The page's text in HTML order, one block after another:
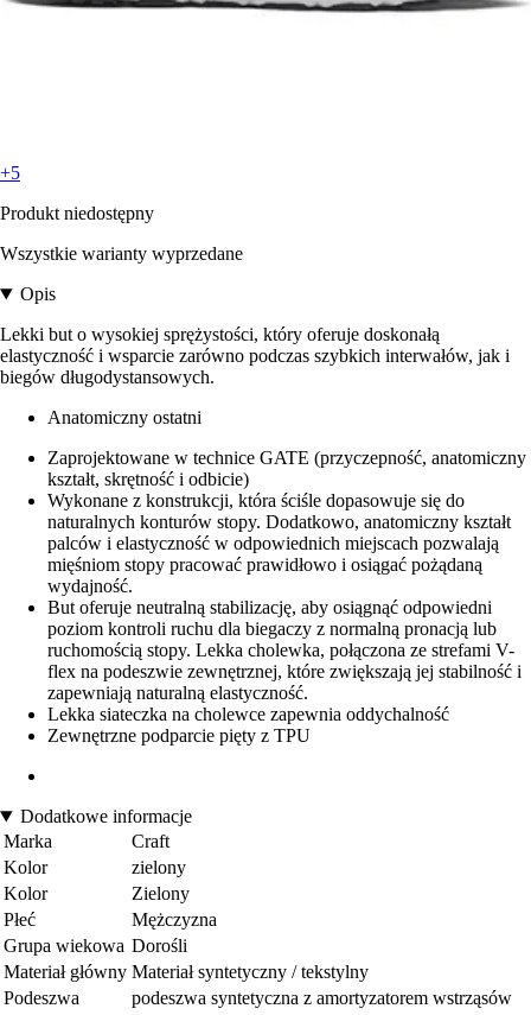
+5
Produkt niedostępny
Wszystkie warianty wyprzedane
Opis
Lekki but o wysokiej sprężystości, który oferuje doskonałą
elastyczność i wsparcie zarówno podczas szybkich interwałów, jak i
biegów długodystansowych.
Anatomiczny ostatni
Zaprojektowane w technice GATE (przyczepność, anatomiczny
kształt, skrętność i odbicie)
Wykonane z konstrukcji, która ściśle dopasowuje się do
naturalnych konturów stopy. Dodatkowo, anatomiczny kształt
palców i elastyczność w odpowiednich miejscach pozwalają
mięśniom stopy pracować prawidłowo i osiągać pożądaną
wydajność.
But oferuje neutralną stabilizację, aby osiągnąć odpowiedni
poziom kontroli ruchu dla biegaczy z normalną pronacją lub
ruchomością stopy. Lekka cholewka, połączona ze strefami V-
flex na podeszwie zewnętrznej, które zwiększają jej stabilność i
zapewniają naturalną elastyczność.
Lekka siateczka na cholewce zapewnia oddychalność
Zewnętrzne podparcie pięty z TPU
Dodatkowe informacje
Marka
Craft
Kolor
zielony
Kolor
Zielony
Płeć
Mężczyzna
Grupa wiekowa Dorośli
Materiał główny Materiał syntetyczny / tekstylny
Podeszwa
podeszwa syntetyczna z amortyzatorem wstrząsów